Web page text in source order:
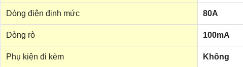
Tủ nhựa âm tường 24 module - Model
HDPZ50PR24IP30F
0909.067.950 Ms.Châu
Tủ nhựa âm tường 18 module - Model
HDPZ50PR18IP30F
0909.067.950 Ms.Châu
Dòng điện định mức 80A
Dòng rò 100mA
Phụ kiện đi kèm Không